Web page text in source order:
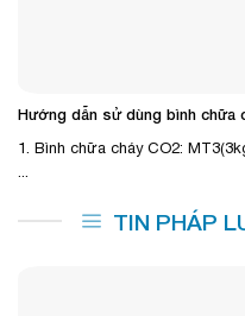
Hướng dẫn sử dùng bình chữa
1. Bình chữa cháy CO2:
TIN PHÁP